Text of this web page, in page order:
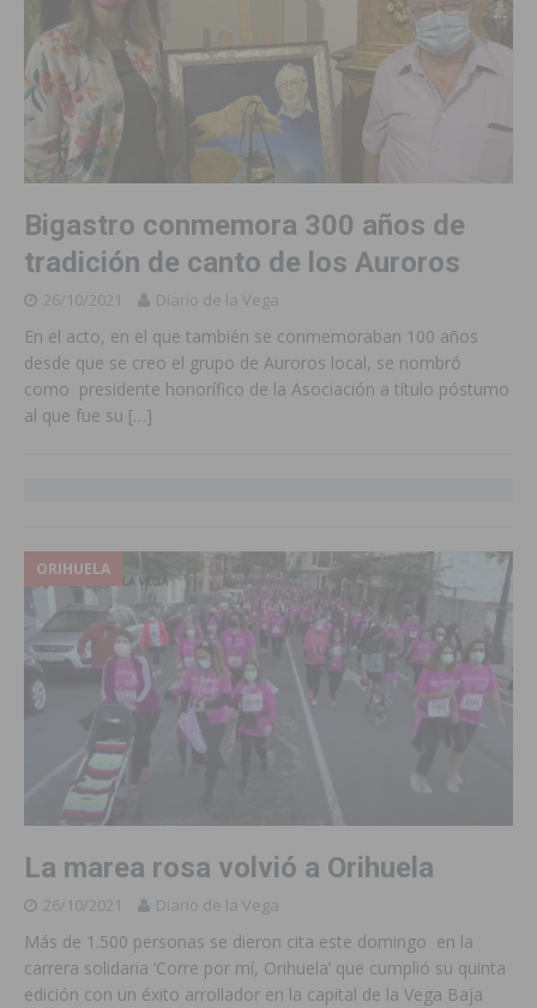
Bigastro conmemora 300 años de
tradición de canto de los Auroros
26/10/2021 Diario de la Vega
En el acto, en el que también se conmemoraban 100 años
desde que se creo el grupo de Auroros local, se nombró
como presidente honorífico de la Asociación a título póstumo
al que fue su […]
ORIHUELA
La marea rosa volvió a Orihuela
26/10/2021 Diario de la Vega
Más de 1.500 personas se dieron cita este domingo en la
carrera solidaria ‘Corre por mí, Orihuela’ que cumplió su quinta
edición con un éxito arrollador en la capital de la Vega Baja